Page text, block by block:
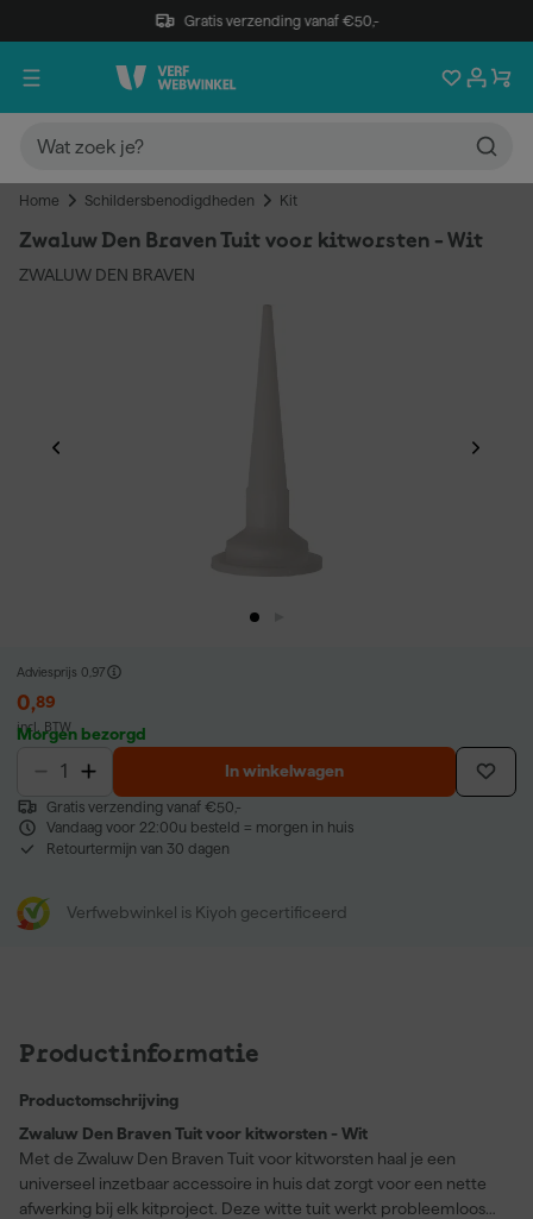
Gratis verzending vanaf €50,-
Home Schildersbenodigdheden Kit
Zwaluw Den Braven Tuit voor kitworsten - Wit
ZWALUW DEN BRAVEN
Adviesprijs 0,97
0,89
incl. BTW
Morgen bezorgd
In winkelwagen
Gratis verzending vanaf €50,-
Vandaag voor 22:00u besteld = morgen in huis
Retourtermijn van 30 dagen
Verfwebwinkel is Kiyoh gecertificeerd
Productinformatie
Productomschrijving
Zwaluw Den Braven Tuit voor kitworsten - Wit
Met de Zwaluw Den Braven Tuit voor kitworsten haal je een
universeel inzetbaar accessoire in huis dat zorgt voor een nette
afwerking bij elk kitproject. Deze witte tuit werkt probleemloos